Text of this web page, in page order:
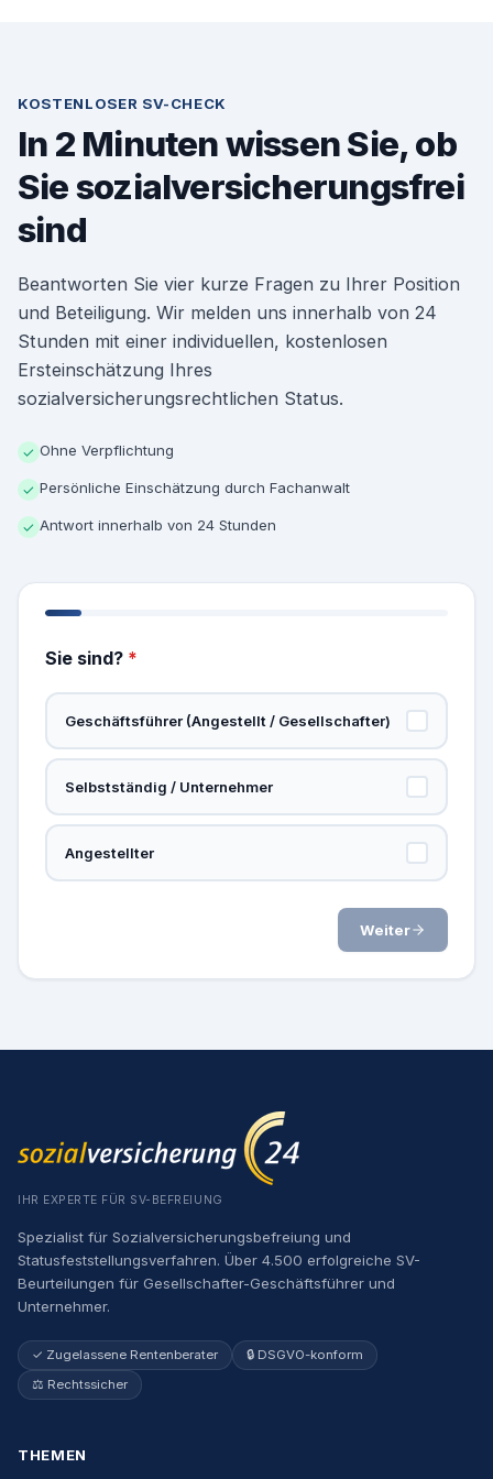
KOSTENLOSER SV-CHECK
In 2 Minuten wissen Sie, ob
Sie sozialversicherungsfrei
sind
Beantworten Sie vier kurze Fragen zu Ihrer Position
und Beteiligung. Wir melden uns innerhalb von 24
Stunden mit einer individuellen, kostenlosen
Ersteinschätzung Ihres
sozialversicherungsrechtlichen Status.
✓ Ohne Verpflichtung
✓ Persönliche Einschätzung durch Fachanwalt
✓ Antwort innerhalb von 24 Stunden
Sie sind? *
Geschäftsführer (Angestellt / Gesellschafter)
Selbstständig / Unternehmer
Angestellter
Weiter
IHR EXPERTE FÜR SV-BEFREIUNG
Spezialist für Sozialversicherungsbefreiung und
Statusfeststellungsverfahren. Über 4.500 erfolgreiche SV-
Beurteilungen für Gesellschafter-Geschäftsführer und
Unternehmer.
✓ Zugelassene Rentenberater
🔒 DSGVO-konform
⚖️ Rechtssicher
THEMEN